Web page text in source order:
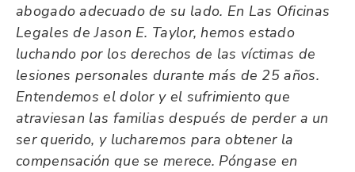
abogado adecuado de su lado. En Las Oficinas
Legales de Jason E. Taylor, hemos estado
luchando por los derechos de las víctimas de
lesiones personales durante más de 25 años.
Entendemos el dolor y el sufrimiento que
atraviesan las familias después de perder a un
ser querido, y lucharemos para obtener la
compensación que se merece. Póngase en